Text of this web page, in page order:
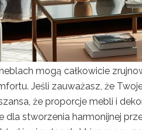
mogą całkowicie
Jeśli zauważasz, że
że proporcje mebli i
dla stworzenia harmonijnej